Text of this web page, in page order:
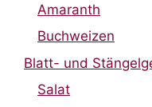
Amaranth
Buchweizen
Blatt- und
Salat